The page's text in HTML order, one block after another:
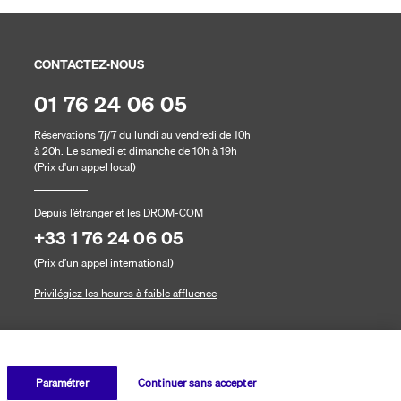
CONTACTEZ-NOUS
01 76 24 06 05
Réservations 7j/7 du lundi au vendredi de 10h
à 20h. Le samedi et dimanche de 10h à 19h
(Prix d'un appel local)
Depuis l’étranger et les DROM-COM
+33 1 76 24 06 05
(Prix d’un appel international)
Privilégiez les heures à faible affluence
Paramétrer Continuer sans accepter